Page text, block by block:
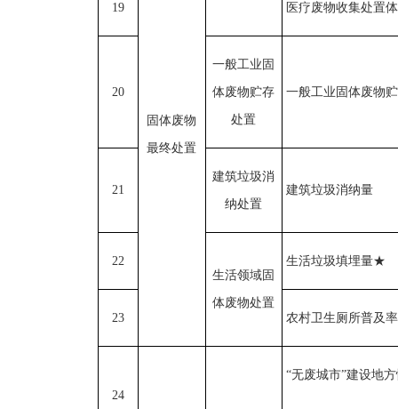
固体废物
最终处置
19 医疗废物收集处置
20
一般工业固
体废物贮存
处置
一般工业固体废物
21
建筑垃圾消
纳处置
建筑垃圾消纳量
22
生活领域固
体废物处置
生活垃圾填埋量★
23 农村卫生厕所普及率
24
“无废城市”建设地